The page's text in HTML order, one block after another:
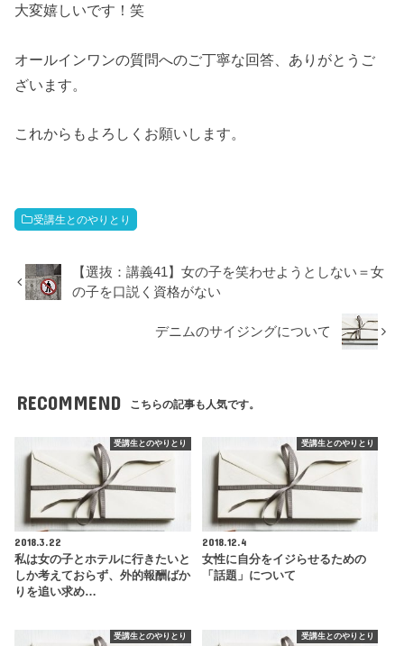
大変嬉しいです！笑
オールインワンの質問へのご丁寧な回答、ありがとうご
ざいます。
これからもよろしくお願いします。
受講生とのやりとり
【選抜：講義41】女の子を笑わせようとしない＝女
の子を口説く資格がない
デニムのサイジングについて
RECOMMEND こちらの記事も人気です。
受講生とのやりとり
2018.3.22
私は女の子とホテルに行きたいと
しか考えておらず、外的報酬ばか
りを追い求め…
受講生とのやりとり
2018.12.4
女性に自分をイジらせるための
「話題」について
受講生とのやりとり 受講生とのやりとり